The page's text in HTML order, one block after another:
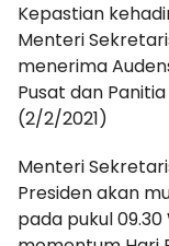
Kepastian
Menteri
menerima
Pusat dan Panitia
(2/2/2021)
Menteri
Presiden akan
pada pukul